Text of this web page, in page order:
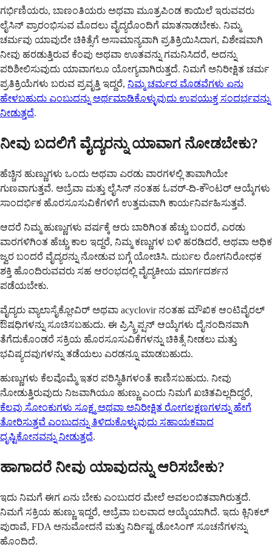
ಗರ್ಭಿಣಿಯರು, ಬಾಣಂತಿಯರು ಅಥವಾ ಮೂತ್ರಪಿಂಡ ಕಾಯಿಲೆ ಇರುವವರು
ಲೈಸಿನ್ ಪ್ರಾರಂಭಿಸುವ ಮೊದಲು ವೈದ್ಯರೊಂದಿಗೆ ಮಾತನಾಡಬೇಕು. ನಿಮ್ಮ
ಚರ್ಮವು ಯಾವುದೇ ಚಿಕಿತ್ಸೆಗೆ ಅಸಾಮಾನ್ಯವಾಗಿ ಪ್ರತಿಕ್ರಿಯಿಸಿದಾಗ, ವಿಶೇಷವಾಗಿ
ನೀವು ಹರಡುತ್ತಿರುವ ಕೆಂಪು ಅಥವಾ ಊತವನ್ನು ಗಮನಿಸಿದರೆ, ಅದನ್ನು
ಪರಿಶೀಲಿಸುವುದು ಯಾವಾಗಲೂ ಯೋಗ್ಯವಾಗಿರುತ್ತದೆ. ನಿಮಗೆ ಅನಿರೀಕ್ಷಿತ ಚರ್ಮ
ಪ್ರತಿಕ್ರಿಯೆಗಳು ಬರುವ ಪ್ರವೃತ್ತಿ ಇದ್ದರೆ, ನಿಮ್ಮ ಚರ್ಮದ ಮೊಡವೆಗಳು ಏನು
ಹೇಳಬಹುದು ಎಂಬುದನ್ನು ಅರ್ಥಮಾಡಿಕೊಳ್ಳುವುದು ಉಪಯುಕ್ತ ಸಂದರ್ಭವನ್ನು
ನೀಡುತ್ತದೆ.
ನೀವು ಬದಲಿಗೆ ವೈದ್ಯರನ್ನು ಯಾವಾಗ ನೋಡಬೇಕು?
ಹೆಚ್ಚಿನ ಹುಣ್ಣುಗಳು ಒಂದು ಅಥವಾ ಎರಡು ವಾರಗಳಲ್ಲಿ ತಾವಾಗಿಯೇ
ಗುಣವಾಗುತ್ತವೆ. ಅಬ್ರೆವಾ ಮತ್ತು ಲೈಸಿನ್ ನಂತಹ ಓವರ್-ದಿ-ಕೌಂಟರ್ ಆಯ್ಕೆಗಳು
ಸಾಂದರ್ಭಿಕ ಹೊರಸೂಸುವಿಕೆಗಳಿಗೆ ಉತ್ತಮವಾಗಿ ಕಾರ್ಯನಿರ್ವಹಿಸುತ್ತವೆ.
ಆದರೆ ನಿಮ್ಮ ಹುಣ್ಣುಗಳು ವರ್ಷಕ್ಕೆ ಆರು ಬಾರಿಗಿಂತ ಹೆಚ್ಚು ಬಂದರೆ, ಎರಡು
ವಾರಗಳಿಗಿಂತ ಹೆಚ್ಚು ಕಾಲ ಇದ್ದರೆ, ನಿಮ್ಮ ಕಣ್ಣುಗಳ ಬಳಿ ಹರಡಿದರೆ, ಅಥವಾ ಅಧಿಕ
ಜ್ವರ ಬಂದರೆ ವೈದ್ಯರನ್ನು ನೋಡುವ ಬಗ್ಗೆ ಯೋಚಿಸಿ. ದುರ್ಬಲ ರೋಗನಿರೋಧಕ
ಶಕ್ತಿ ಹೊಂದಿರುವವರು ಸಹ ಆರಂಭದಲ್ಲಿ ವೈದ್ಯಕೀಯ ಮಾರ್ಗದರ್ಶನ
ಪಡೆಯಬೇಕು.
ವೈದ್ಯರು ವ್ಯಾಲಾಸೈಕ್ಲೋವಿರ್ ಅಥವಾ acyclovir ನಂತಹ ಮೌಖಿಕ ಆಂಟಿವೈರಲ್
ಔಷಧಿಗಳನ್ನು ಸೂಚಿಸಬಹುದು. ಈ ಪ್ರಿಸ್ಕ್ರಿಪ್ಷನ್ ಆಯ್ಕೆಗಳು ದೈನಂದಿನವಾಗಿ
ತೆಗೆದುಕೊಂಡರೆ ಸಕ್ರಿಯ ಹೊರಸೂಸುವಿಕೆಗಳನ್ನು ಚಿಕಿತ್ಸೆ ನೀಡಲು ಮತ್ತು
ಭವಿಷ್ಯದವುಗಳನ್ನು ತಡೆಯಲು ಎರಡನ್ನೂ ಮಾಡಬಹುದು.
ಹುಣ್ಣುಗಳು ಕೆಲವೊಮ್ಮೆ ಇತರ ಪರಿಸ್ಥಿತಿಗಳಂತೆ ಕಾಣಿಸಬಹುದು. ನೀವು
ನೋಡುತ್ತಿರುವುದು ನಿಜವಾಗಿಯೂ ಹುಣ್ಣು ಎಂದು ನಿಮಗೆ ಖಚಿತವಿಲ್ಲದಿದ್ದರೆ,
ಕೆಲವು ಸೋಂಕುಗಳು ಸೂಕ್ಷ್ಮ ಅಥವಾ ಅನಿರೀಕ್ಷಿತ ರೋಗಲಕ್ಷಣಗಳನ್ನು ಹೇಗೆ
ತೋರಿಸುತ್ತವೆ ಎಂಬುದನ್ನು ತಿಳಿದುಕೊಳ್ಳುವುದು ಸಹಾಯಕವಾದ
ದೃಷ್ಟಿಕೋನವನ್ನು ನೀಡುತ್ತದೆ.
ಹಾಗಾದರೆ ನೀವು ಯಾವುದನ್ನು ಆರಿಸಬೇಕು?
ಇದು ನಿಮಗೆ ಈಗ ಏನು ಬೇಕು ಎಂಬುದರ ಮೇಲೆ ಅವಲಂಬಿತವಾಗಿರುತ್ತದೆ.
ನಿಮಗೆ ಸಕ್ರಿಯ ಹುಣ್ಣು ಇದ್ದರೆ, ಅಬ್ರೆವಾ ಬಲವಾದ ಆಯ್ಕೆಯಾಗಿದೆ. ಇದು ಕ್ಲಿನಿಕಲ್
ಪುರಾವೆ, FDA ಅನುಮೋದನೆ ಮತ್ತು ನಿರ್ದಿಷ್ಟ ಡೋಸಿಂಗ್ ಸೂಚನೆಗಳನ್ನು
ಹೊಂದಿದೆ.